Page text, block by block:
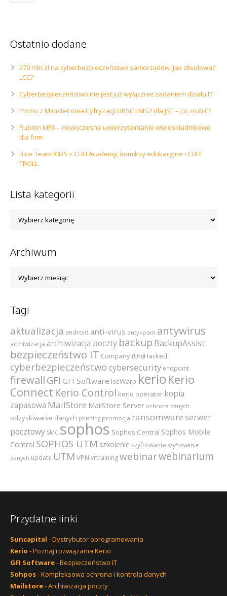
Ostatnio dodane
270 mln zł na cyberbezpieczeństwo samorządów. Jak zbudować
LCC?
Cyberbezpieczeństwo nie jest już wyłącznie zadaniem działu IT
Pismo z Ministerstwa Cyfryzacji UKSC i NIS2 dla JST – co zrobić?
Rublon MFA – nowoczesne uwierzytelnianie wieloskładnikowe
dla firm
Blue Team KIDS – CUH Academy, komiksy edukacyjne i CUH
TROLL
Lista kategorii
kategorii
Archiwum
Tagi
aktualizacja android anti-virus antyspam antywirus
archiwizacja archiwizacja poczty backup BackupAssist
bezpieczeństwo IT Company (Un)Hacked
cyberbezpieczeństwocybersecurity endpoint
firewall GFI GFI Software IceWarp kerio Kerio
Connect Kerio Control kerio operator kopia
zapasowa MailStore MailStore Server ochrona danych
odzyskiwanie danych phishing promocja ransomware serwer
pocztowy SMC sophos Sophos Central Sophos Mobile
Control SOPHOS UTM szkolenie szyfrowanie szyfrowanie
danych update UTM VPN vrtrainingwebinarwebinarium
Przydatne linki
Suncapital - Dystrybutor oprogramowania
Kerio - Poznaj rozwiązania Kerio
GFI Software- Bezpieczeństwo IT
Sohpos- Kompleksowa ochrona i kontrola danych
Mailstore- Archiwizacja poczty